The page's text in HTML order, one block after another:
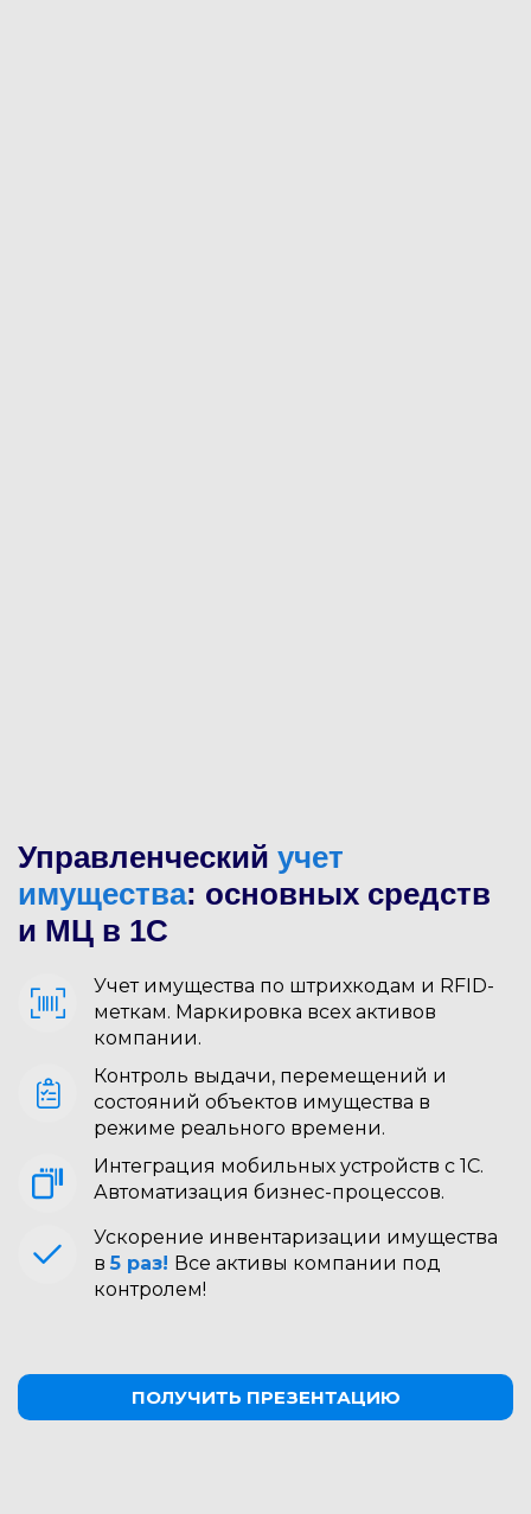
Управленческий учет
имущества: основных средств
и МЦ в 1С
Учет имущества по штрихкодам и RFID-
меткам. Маркировка всех активов
компании.
Контроль выдачи, перемещений и
состояний объектов имущества в
режиме реального времени.
Интеграция мобильных устройств с 1С.
Автоматизация бизнес-процессов.
Ускорение инвентаризации имущества
в5 раз! Все активы компании под
контролем!
ПОЛУЧИТЬ ПРЕЗЕНТАЦИЮ